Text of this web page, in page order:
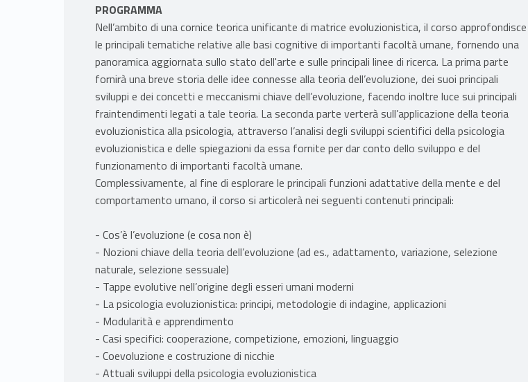
PROGRAMMA
Nell’ambito di una cornice teorica unificante di matrice evoluzionistica, il corso approfondisce
le principali tematiche relative alle basi cognitive di importanti facoltà umane, fornendo una
panoramica aggiornata sullo stato dell'arte e sulle principali linee di ricerca. La prima parte
fornirà una breve storia delle idee connesse alla teoria dell’evoluzione, dei suoi principali
sviluppi e dei concetti e meccanismi chiave dell’evoluzione, facendo inoltre luce sui principali
fraintendimenti legati a tale teoria. La seconda parte verterà sull’applicazione della teoria
evoluzionistica alla psicologia, attraverso l’analisi degli sviluppi scientifici della psicologia
evoluzionistica e delle spiegazioni da essa fornite per dar conto dello sviluppo e del
funzionamento di importanti facoltà umane.
Complessivamente, al fine di esplorare le principali funzioni adattative della mente e del
comportamento umano, il corso si articolerà nei seguenti contenuti principali:
- Cos’è l’evoluzione (e cosa non è)
- Nozioni chiave della teoria dell’evoluzione (ad es., adattamento, variazione, selezione
naturale, selezione sessuale)
- Tappe evolutive nell’origine degli esseri umani moderni
- La psicologia evoluzionistica: principi, metodologie di indagine, applicazioni
- Modularità e apprendimento
- Casi specifici: cooperazione, competizione, emozioni, linguaggio
- Coevoluzione e costruzione di nicchie
- Attuali sviluppi della psicologia evoluzionistica